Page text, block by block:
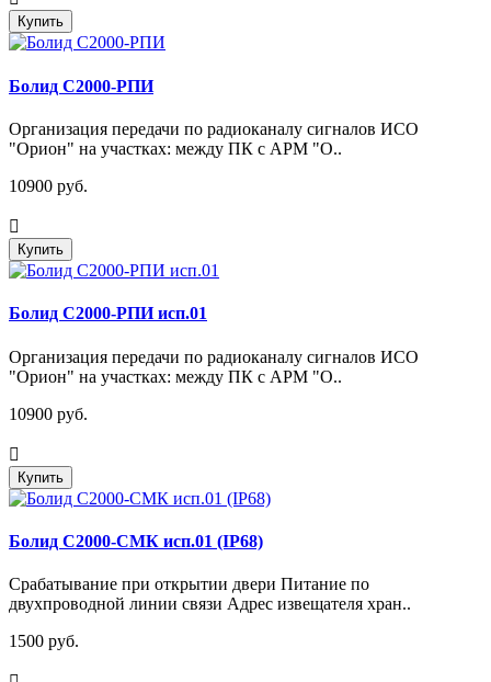
Купить
Болид С2000-РПИ
Организация передачи по радиоканалу сигналов ИСО
"Орион" на участках: между ПК с АРМ "О..
10900 руб.
Купить
Болид С2000-РПИ исп.01
Организация передачи по радиоканалу сигналов ИСО
"Орион" на участках: между ПК с АРМ "О..
10900 руб.
Купить
Болид С2000-СМК исп.01 (IP68)
Срабатывание при открытии двери Питание по
двухпроводной линии связи Адрес извещателя хран..
1500 руб.